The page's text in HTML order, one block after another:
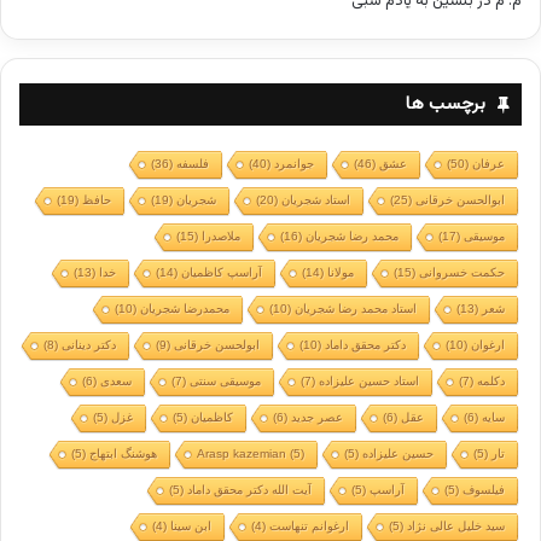
برچسب ها
عرفان(50) عشق (46) جوانمرد (40) فلسفه(36)
ابوالحسن خرقانی(25) استاد شجریان(20) شجریان(19) حافظ (19)
موسیقی(17) محمد رضا شجریان(16) ملاصدرا (15)
حکمت خسروانی(15) مولانا (14) آراسپ کاظمیان(14) خدا (13)
شعر (13) استاد محمد رضا شجریان(10) محمدرضا شجریان(10)
ارغوان(10) دکتر محقق داماد (10) ابولحسن خرقانی(9) دکتر دینانی(8)
دکلمه(7) استاد حسین علیزاده(7) موسیقی سنتی(7) سعدی(6)
سایه(6) عقل (6) عصر جدید (6) کاظمیان(5) غزل (5)
تار (5) حسین علیزاده(5)
Arasp kazemian (5) هوشنگ ابتهاج(5)
فیلسوف(5) آراسپ(5) آیت الله دکتر محقق داماد (5)
سید خلیل عالی نژاد (5) ارغوانم تنهاست(4) ابن سینا (4)